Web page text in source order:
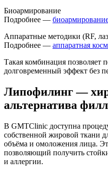
Биоармирование
Подробнее —
Аппаратные методики (RF,
Подробнее — аппаратная
Такая комбинация позволяет
долговременный эффект без
Липофилинг —
альтернатива
В GMTClinic доступна
собственной жировой ткани
объёма и омоложения лица.
позволяющий получить
и аллергии.